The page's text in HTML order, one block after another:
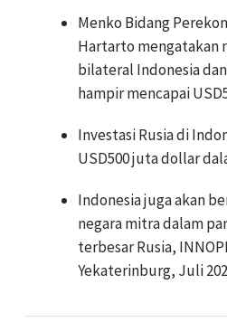
Menko Bidang
Hartarto mengatakan
bilateral Indonesia dan
hampir mencapai
Investasi Rusia di
USD500 juta dollar
Indonesia juga akan
negara mitra dalam
terbesar Rusia,
Yekaterinburg, Juli